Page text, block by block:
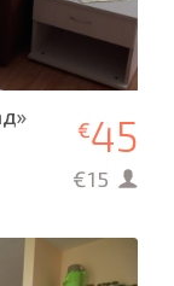
€45
€15